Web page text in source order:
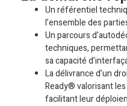
Un référentiel
l’ensemble des
Un parcours
techniques,
sa capacité
La délivrance d’un
Ready® valorisant
facilitant leur